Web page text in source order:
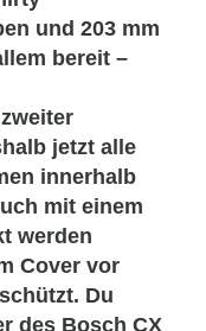
und 203 mm
bereit –
jetzt alle
innerhalb
mit einem
werden
Cover vor
Du
des Bosch CX